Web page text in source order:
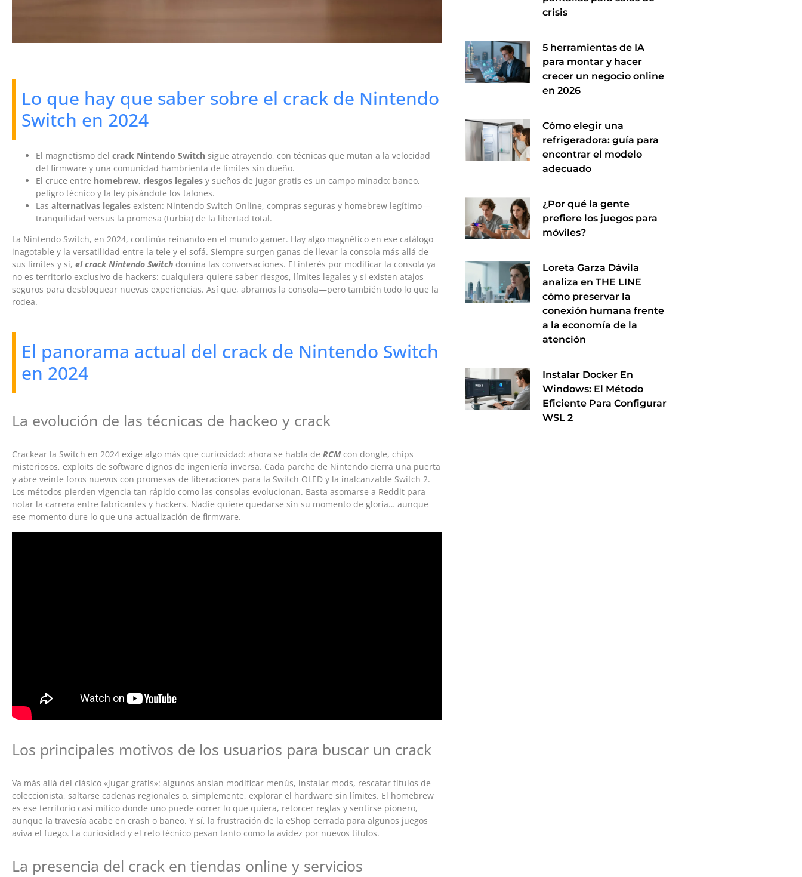
Lo que hay que saber sobre el crack de Nintendo
Switch en 2024
El magnetismo del crack Nintendo Switch sigue atrayendo, con técnicas que mutan a la velocidad
del firmware y una comunidad hambrienta de límites sin dueño.
El cruce entre homebrew, riesgos legales y sueños de jugar gratis es un campo minado: baneo,
peligro técnico y la ley pisándote los talones.
Las alternativas legales existen: Nintendo Switch Online, compras seguras y homebrew legítimo—
tranquilidad versus la promesa (turbia) de la libertad total.
La Nintendo Switch, en 2024, continúa reinando en el mundo gamer. Hay algo magnético en ese catálogo
inagotable y la versatilidad entre la tele y el sofá. Siempre surgen ganas de llevar la consola más allá de
sus límites y sí, el crack Nintendo Switch domina las conversaciones. El interés por modificar la consola ya
no es territorio exclusivo de hackers: cualquiera quiere saber riesgos, límites legales y si existen atajos
seguros para desbloquear nuevas experiencias. Así que, abramos la consola—pero también todo lo que la
rodea.
El panorama actual del crack de Nintendo Switch
en 2024
La evolución de las técnicas de hackeo y crack
Crackear la Switch en 2024 exige algo más que curiosidad: ahora se habla de RCMcon dongle, chips
misteriosos, exploits de software dignos de ingeniería inversa. Cada parche de Nintendo cierra una puerta
y abre veinte foros nuevos con promesas de liberaciones para la Switch OLED y la inalcanzable Switch 2.
Los métodos pierden vigencia tan rápido como las consolas evolucionan. Basta asomarse a Reddit para
notar la carrera entre fabricantes y hackers. Nadie quiere quedarse sin su momento de gloria… aunque
ese momento dure lo que una actualización de firmware.
Los principales motivos de los usuarios para buscar un crack
Va más allá del clásico «jugar gratis»: algunos ansían modificar menús, instalar mods, rescatar títulos de
coleccionista, saltarse cadenas regionales o, simplemente, explorar el hardware sin límites. El homebrew
es ese territorio casi mítico donde uno puede correr lo que quiera, retorcer reglas y sentirse pionero,
aunque la travesía acabe en crash o baneo. Y sí, la frustración de la eShop cerrada para algunos juegos
aviva el fuego. La curiosidad y el reto técnico pesan tanto como la avidez por nuevos títulos.
La presencia del crack en tiendas online y servicios
crisis
5 herramientas de IA
para montar y hacer
crecer un negocio online
en 2026
Cómo elegir una
refrigeradora: guía para
encontrar el modelo
adecuado
¿Por qué la gente
prefiere los juegos para
móviles?
Loreta Garza Dávila
analiza en THE LINE
cómo preservar la
conexión humana frente
a la economía de la
atención
Instalar Docker En
Windows: El Método
Eficiente Para Configurar
WSL 2